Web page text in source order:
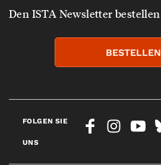
Den ISTA Newsletter bestellen
BESTELLEN
FOLGEN SIE
UNS